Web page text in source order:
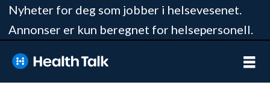
Nyheter for deg som jobber i helsevesenet.
Annonser er kun beregnet for helsepersonell.